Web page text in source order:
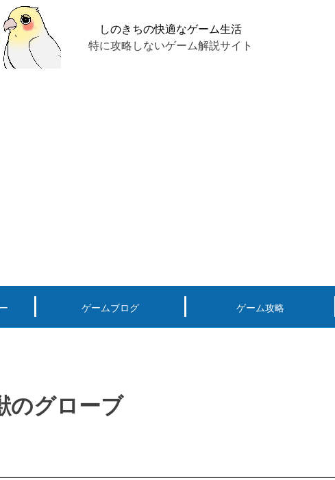
しのきちの快適なゲーム生活
特に攻略しないゲーム解説サイト
ゲームブログ ゲーム攻略
のグローブ